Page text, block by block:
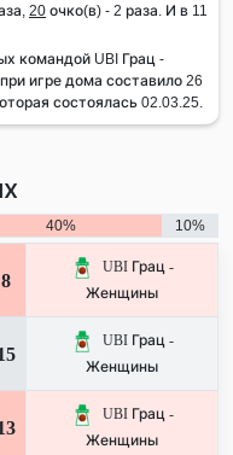
20 очко(в) - 2 раза. И в 11
командой UBI Грац -
игре дома составило 26
состоялась 02.03.25.
40% 10%
8
UBI Грац -
Женщины
UBI Грац -
Женщины
UBI Грац -
Женщины